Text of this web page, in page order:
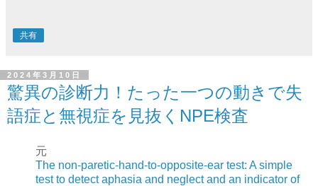
共有
2024年3月10日
驚異の診断力！たった一つの動きで失
語症と無視症を見抜くNPE検査
元
The non-paretic-hand-to-opposite-ear test: A simple
test to detect aphasia and neglect and an indicator of